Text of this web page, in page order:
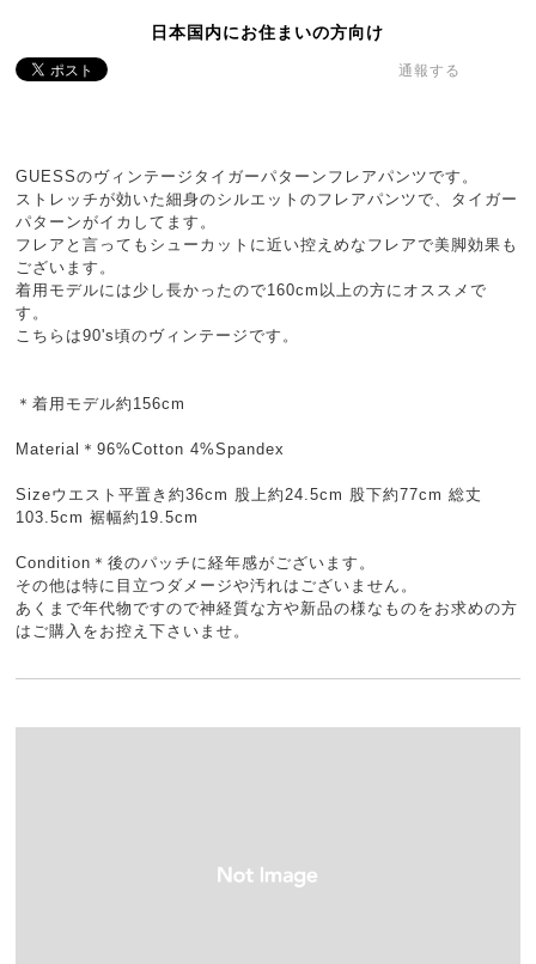
日本国内にお住まいの方向け
通報する
GUESSのヴィンテージタイガーパターンフレアパンツです。
ストレッチが効いた細身のシルエットのフレアパンツで、タイガー
パターンがイカしてます。
フレアと言ってもシューカットに近い控えめなフレアで美脚効果も
ございます。
着用モデルには少し長かったので160cm以上の方にオススメで
す。
こちらは90's頃のヴィンテージです。
＊着用モデル約156cm
Material＊96%Cotton 4%Spandex
Sizeウエスト平置き約36cm 股上約24.5cm 股下約77cm 総丈
103.5cm 裾幅約19.5cm
Condition＊後のパッチに経年感がございます。
その他は特に目立つダメージや汚れはございません。
あくまで年代物ですので神経質な方や新品の様なものをお求めの方
はご購入をお控え下さいませ。